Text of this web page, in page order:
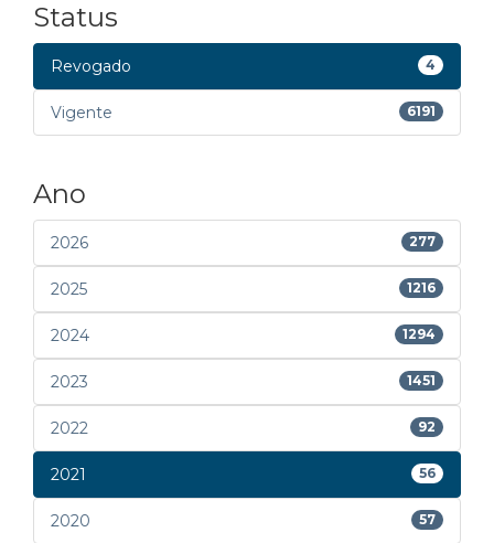
Status
Revogado 4
Vigente 6191
Ano
2026 277
2025 1216
2024 1294
2023 1451
2022 92
2021 56
2020 57